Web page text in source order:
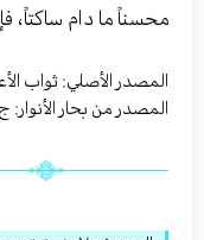
محسناً ما دام ساكتاً،
المصدر الأصلي: ثواب
المصدر من بحار الأنوار: ج